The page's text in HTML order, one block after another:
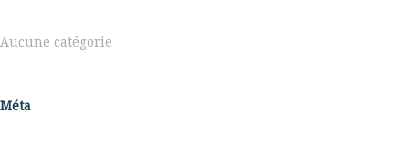
Aucune catégorie
Méta